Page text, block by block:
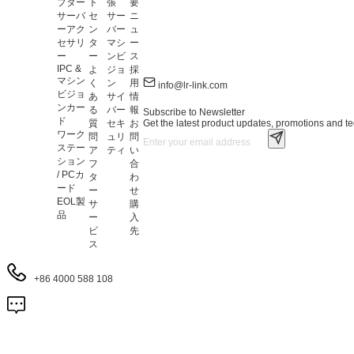
プター
サーバ
ーアク
セサリ
ー
IPC &
マシン
ビジョ
ンカー
ド
ワーク
ステー
ション
/ PCカ
ード
EOL製
品
ト
セ
ン
タ
ー
よ
く
あ
る
質
問
ア
フ
タ
ー
サ
ー
ビ
ス
張
サー
バー
マシ
ンビ
ジョ
ン
サイ
バー
セキ
ュリ
ティ
要
ニ
ュ
ー
ス
採
用
情
報
お
問
い
合
わ
せ
購
入
先
info@lr-link.com
Subscribe to Newsletter
Get the latest product updates, promotions and
+86 4000 588 108